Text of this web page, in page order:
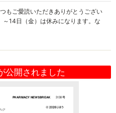
もご愛読いただきありがとうござい
～14日（金）は休みになります。な
公開されました